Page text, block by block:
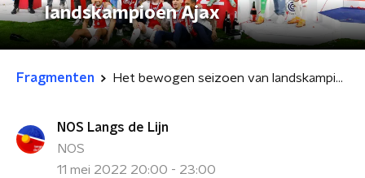
landskampioen Ajax
Fragmenten Het bewogen seizoen van landskampioen Ajax
NOS Langs de Lijn
NOS
11 mei 2022 20:00 - 23:00